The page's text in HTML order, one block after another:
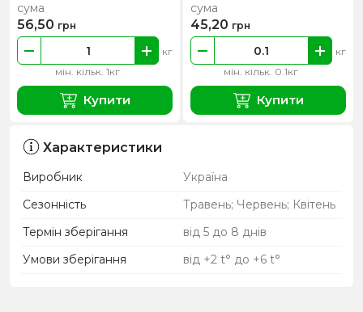
мін. кільк. 1кг
кг
сума
56,50 грн
Купити
мін. кільк. 0.1кг
кг
сума
45,20 грн
Купити
Характеристики
Виробник
Україна
Сезонність
Травень; Червень; Квітень
Термін зберігання
від 5 до 8 днів
Умови зберігання
від +2 t° до +6 t°